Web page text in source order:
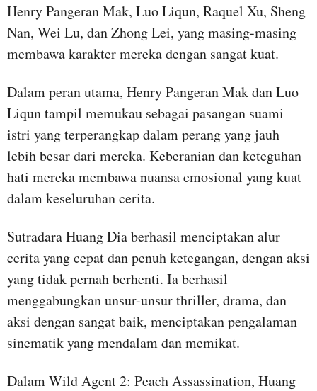
Henry Pangeran Mak, Luo Liqun, Raquel Xu, Sheng
Nan, Wei Lu, dan Zhong Lei, yang masing-masing
membawa karakter mereka dengan sangat kuat.
Dalam peran utama, Henry Pangeran Mak dan Luo
Liqun tampil memukau sebagai pasangan suami
istri yang terperangkap dalam perang yang jauh
lebih besar dari mereka. Keberanian dan keteguhan
hati mereka membawa nuansa emosional yang kuat
dalam keseluruhan cerita.
Sutradara Huang Dia berhasil menciptakan alur
cerita yang cepat dan penuh ketegangan, dengan aksi
yang tidak pernah berhenti. Ia berhasil
menggabungkan unsur-unsur thriller, drama, dan
aksi dengan sangat baik, menciptakan pengalaman
sinematik yang mendalam dan memikat.
Dalam Wild Agent 2: Peach Assassination, Huang